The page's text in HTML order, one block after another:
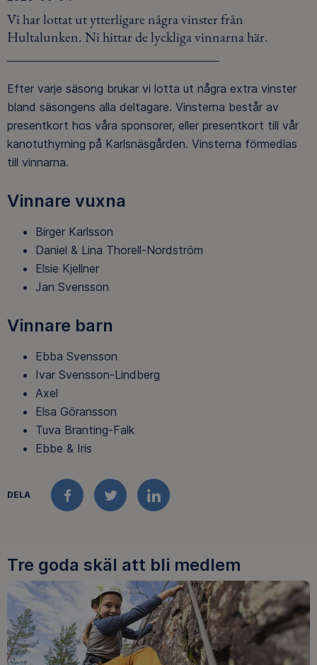
Vi har lottat ut ytterligare några vinster från
Hultalunken. Ni hittar de lyckliga vinnarna här.
Efter varje säsong brukar vi lotta ut några extra vinster
bland säsongens alla deltagare. Vinsterna består av
presentkort hos våra sponsorer, eller presentkort till vår
kanotuthyrning på Karlsnäsgården. Vinsterna förmedlas
till vinnarna.
Vinnare vuxna
Birger Karlsson
Daniel & Lina Thorell-Nordström
Elsie Kjellner
Jan Svensson
Vinnare barn
Ebba Svensson
Ivar Svensson-Lindberg
Axel
Elsa Göransson
Tuva Branting-Falk
Ebbe & Iris
DELA
FACEBOOKTWITTERLINKEDIN
Tre goda skäl att bli medlem